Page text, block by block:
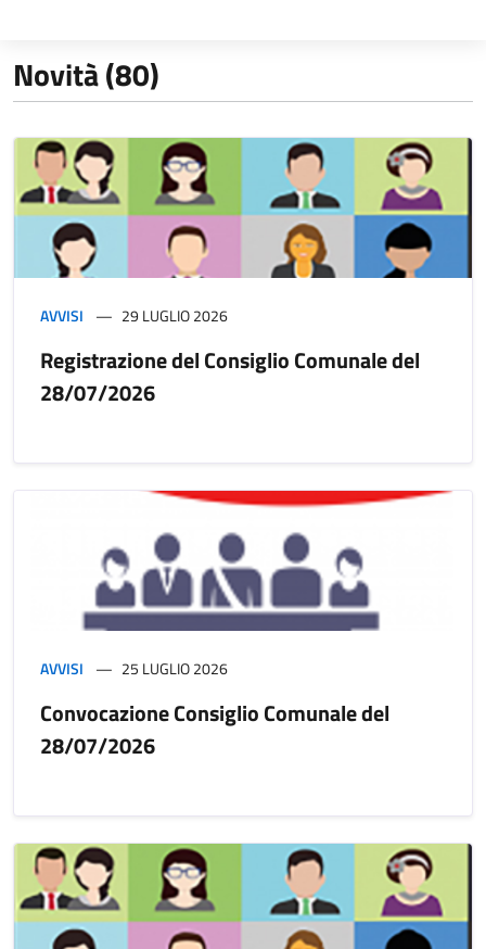
Novità (80)
AVVISI 29 LUGLIO 2026
Registrazione del Consiglio Comunale del
28/07/2026
AVVISI 25 LUGLIO 2026
Convocazione Consiglio Comunale del
28/07/2026